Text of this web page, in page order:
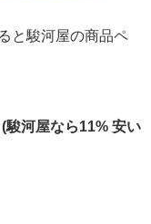
と駿河屋の商品ペ
河屋なら11% 安い